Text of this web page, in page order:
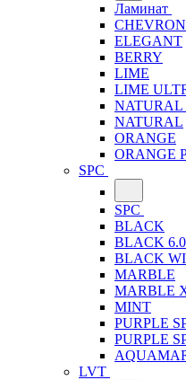
Ламинат
CHEVRON
ELEGANT
BERRY
LIME
LIME
NATURAL
NATURAL
ORANGE
ORANGE
SPC
SPC
BLACK
BLACK 6.0
BLACK
MARBLE
MARBLE
MINT
PURPLE
PURPLE
LVT